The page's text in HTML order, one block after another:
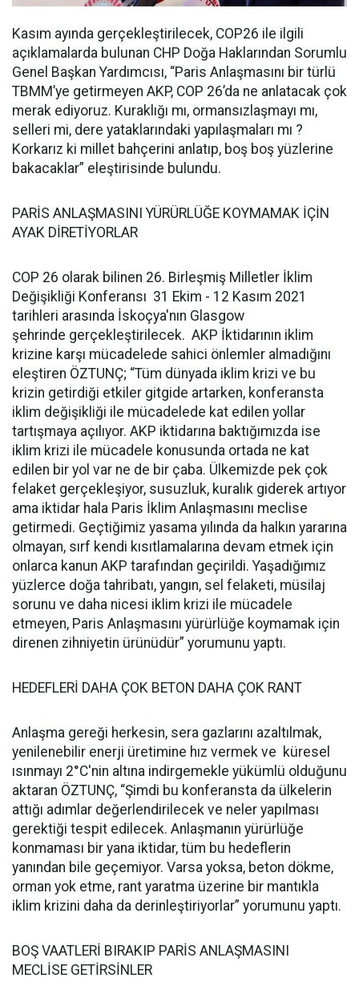
Kasım ayında gerçekleştirilecek, COP26 ile ilgili
açıklamalarda bulunan CHP Doğa Haklarından Sorumlu
Genel Başkan Yardımcısı, “Paris Anlaşmasını bir türlü
TBMM’ye getirmeyen AKP, COP 26’da ne anlatacak çok
merak ediyoruz. Kuraklığı mı, ormansızlaşmayı mı,
selleri mi, dere yataklarındaki yapılaşmaları mı ?
Korkarız ki millet bahçerini anlatıp, boş boş yüzlerine
bakacaklar” eleştirisinde bulundu.
PARİS ANLAŞMASINI YÜRÜRLÜĞE KOYMAMAK İÇİN
AYAK DİRETİYORLAR
COP 26 olarak bilinen 26. Birleşmiş Milletler İklim
Değişikliği Konferansı 31 Ekim - 12 Kasım 2021
tarihleri arasında İskoçya'nın Glasgow
şehrinde gerçekleştirilecek. AKP İktidarının iklim
krizine karşı mücadelede sahici önlemler almadığını
eleştiren ÖZTUNÇ; “Tüm dünyada iklim krizi ve bu
krizin getirdiği etkiler gitgide artarken, konferansta
iklim değişikliği ile mücadelede kat edilen yollar
tartışmaya açılıyor. AKP iktidarına baktığımızda ise
iklim krizi ile mücadele konusunda ortada ne kat
edilen bir yol var ne de bir çaba. Ülkemizde pek çok
felaket gerçekleşiyor, susuzluk, kuralık giderek artıyor
ama iktidar hala Paris İklim Anlaşmasını meclise
getirmedi. Geçtiğimiz yasama yılında da halkın yararına
olmayan, sırf kendi kısıtlamalarına devam etmek için
onlarca kanun AKP tarafından geçirildi. Yaşadığımız
yüzlerce doğa tahribatı, yangın, sel felaketi, müsilaj
sorunu ve daha nicesi iklim krizi ile mücadele
etmeyen, Paris Anlaşmasını yürürlüğe koymamak için
direnen zihniyetin ürünüdür” yorumunu yaptı.
HEDEFLERİ DAHA ÇOK BETON DAHA ÇOK RANT
Anlaşma gereği herkesin, sera gazlarını azaltılmak,
yenilenebilir enerji üretimine hız vermek ve küresel
ısınmayı 2°C'nin altına indirgemekle yükümlü olduğunu
aktaran ÖZTUNÇ, “Şimdi bu konferansta da ülkelerin
attığı adımlar değerlendirilecek ve neler yapılması
gerektiği tespit edilecek. Anlaşmanın yürürlüğe
konmaması bir yana iktidar, tüm bu hedeflerin
yanından bile geçemiyor. Varsa yoksa, beton dökme,
orman yok etme, rant yaratma üzerine bir mantıkla
iklim krizini daha da derinleştiriyorlar” yorumunu yaptı.
BOŞ VAATLERİ BIRAKIP PARİS ANLAŞMASINI
MECLİSE GETİRSİNLER